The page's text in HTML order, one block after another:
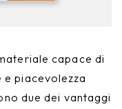
capace di
piacevolezza
due dei vantaggi